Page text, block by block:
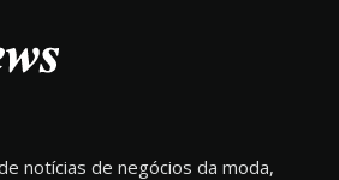
notícias de negócios da moda,